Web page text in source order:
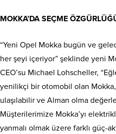
MOKKA’DA SEÇME
“Yeni Opel Mokka bugün ve
her şeyi içeriyor” şeklinde yeni
CEO’su Michael Lohscheller,
yenilikçi bir otomobil olan Mokka,
ulaşılabilir ve Alman olma
Müşterilerimize Mokka’yı
yanmalı olmak üzere farklı güç-